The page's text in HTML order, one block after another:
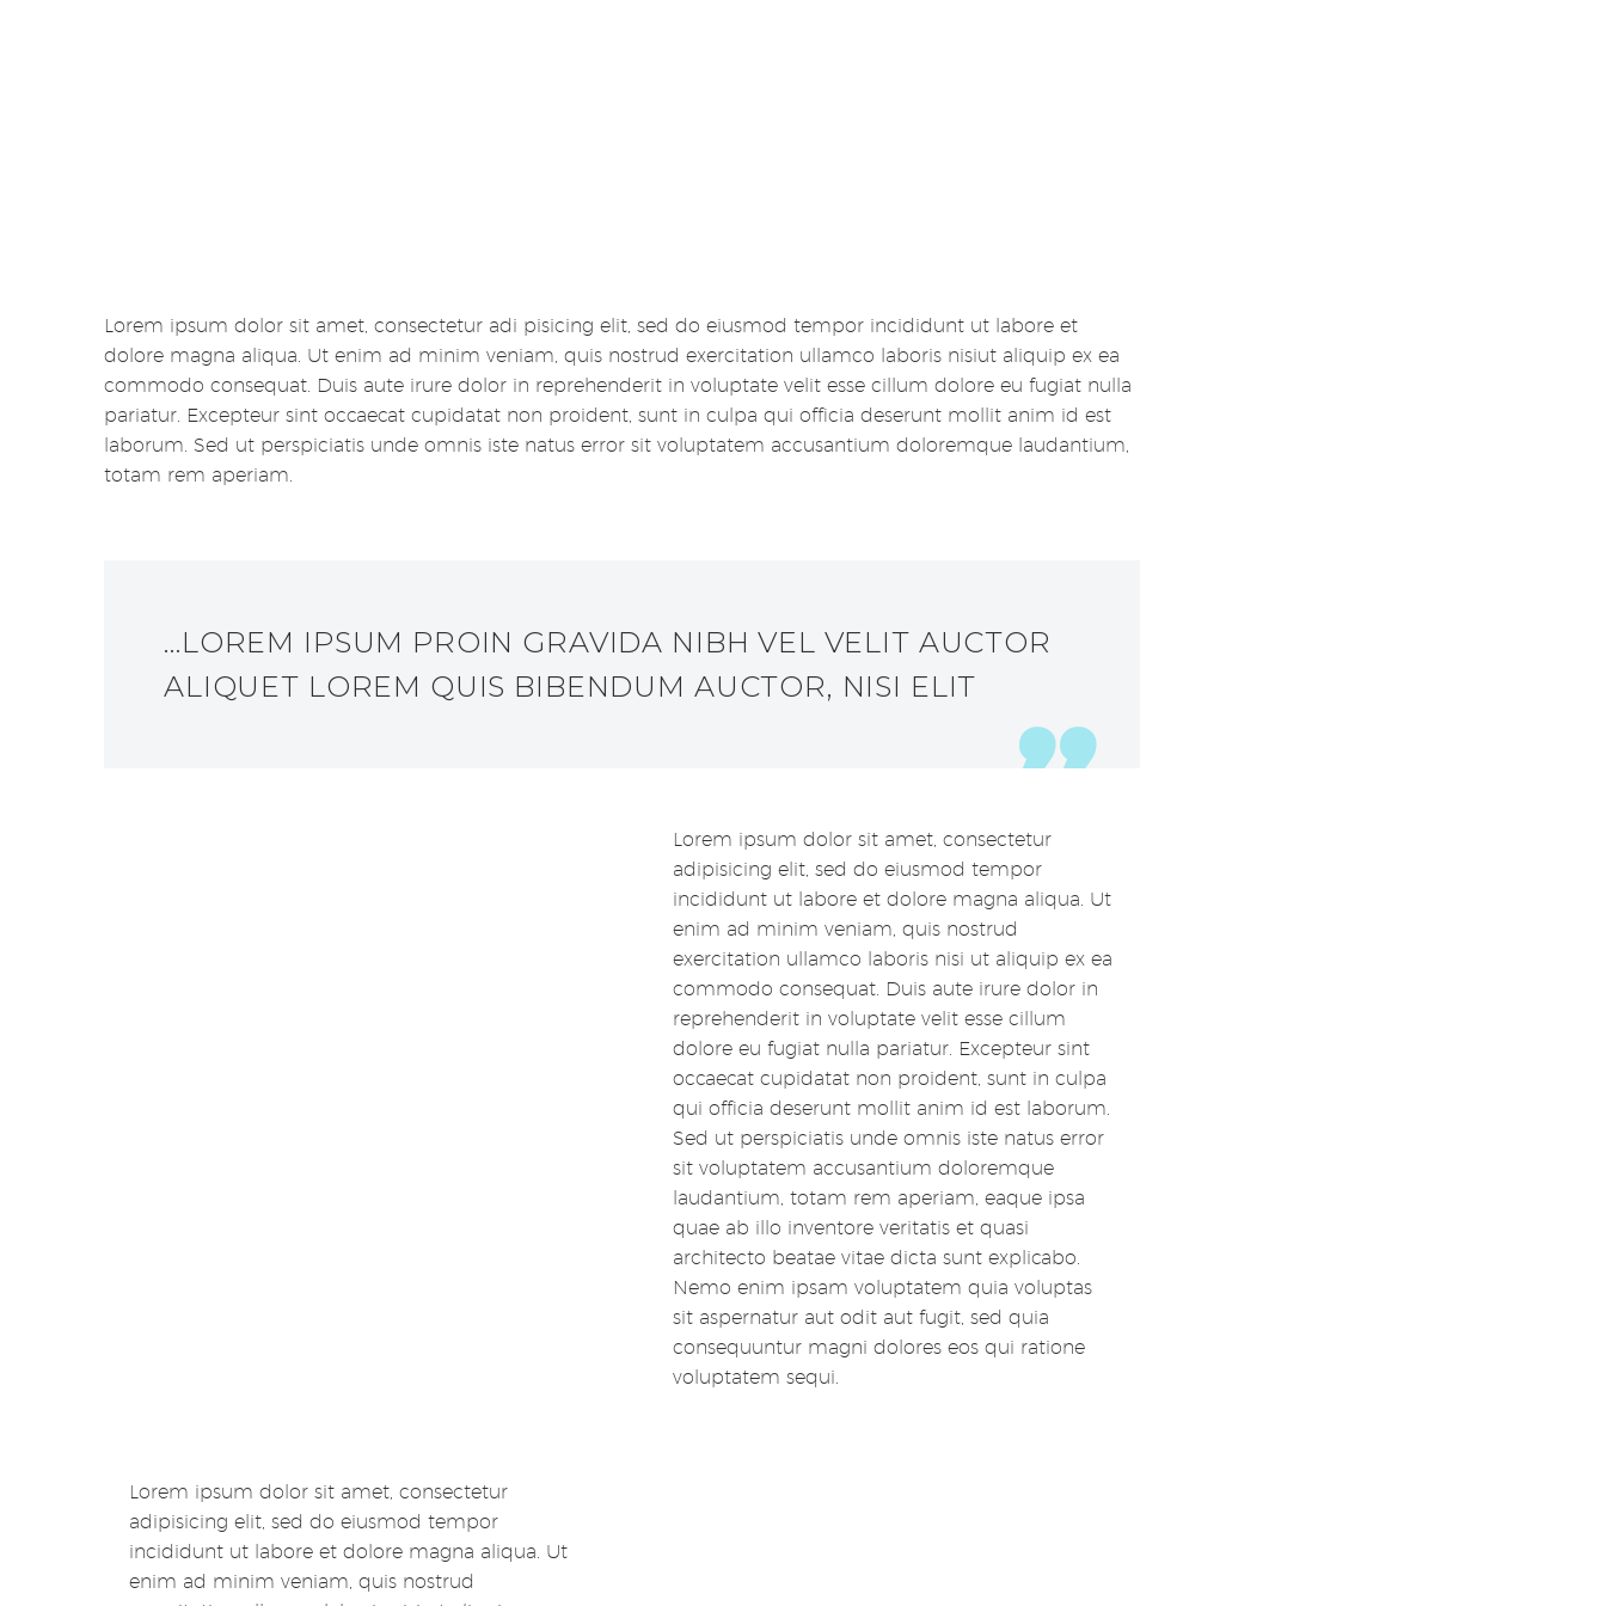
Lorem ipsum dolor sit amet, consectetur adi pisicing elit, sed do eiusmod tempor incididunt ut labore et
dolore magna aliqua. Ut enim ad minim veniam, quis nostrud exercitation ullamco laboris nisiut aliquip ex ea
commodo consequat. Duis aute irure dolor in reprehenderit in voluptate velit esse cillum dolore eu fugiat nulla
pariatur. Excepteur sint occaecat cupidatat non proident, sunt in culpa qui officia deserunt mollit anim id est
laborum. Sed ut perspiciatis unde omnis iste natus error sit voluptatem accusantium doloremque laudantium,
totam rem aperiam.
…LOREM IPSUM PROIN GRAVIDA NIBH VEL VELIT AUCTOR
ALIQUET LOREM QUIS BIBENDUM AUCTOR, NISI ELIT
Lorem ipsum dolor sit amet, consectetur
adipisicing elit, sed do eiusmod tempor
incididunt ut labore et dolore magna aliqua. Ut
enim ad minim veniam, quis nostrud
exercitation ullamco laboris nisi ut aliquip ex ea
commodo consequat. Duis aute irure dolor in
reprehenderit in voluptate velit esse cillum
dolore eu fugiat nulla pariatur. Excepteur sint
occaecat cupidatat non proident, sunt in culpa
qui officia deserunt mollit anim id est laborum.
Sed ut perspiciatis unde omnis iste natus error
sit voluptatem accusantium doloremque
laudantium, totam rem aperiam, eaque ipsa
quae ab illo inventore veritatis et quasi
architecto beatae vitae dicta sunt explicabo.
Nemo enim ipsam voluptatem quia voluptas
sit aspernatur aut odit aut fugit, sed quia
consequuntur magni dolores eos qui ratione
voluptatem sequi.
Lorem ipsum dolor sit amet, consectetur
adipisicing elit, sed do eiusmod tempor
incididunt ut labore et dolore magna aliqua. Ut
enim ad minim veniam, quis nostrud